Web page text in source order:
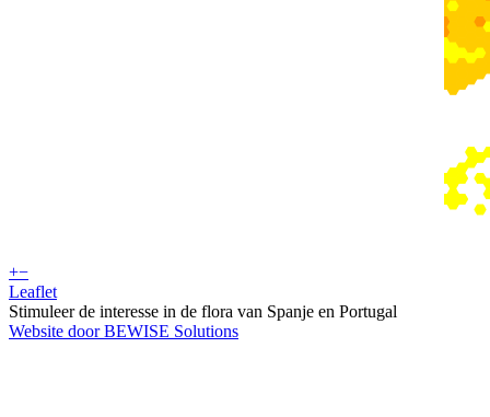
+−
Leaflet
Stimuleer de interesse in de flora van Spanje en Portugal
Website door BEWISE Solutions